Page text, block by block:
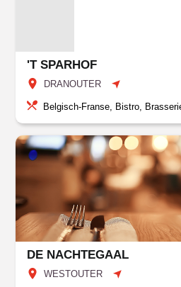
'T SPARHOF
DRANOUTER
Belgisch-Franse, Bistro,
DE NACHTEGAAL
WESTOUTER